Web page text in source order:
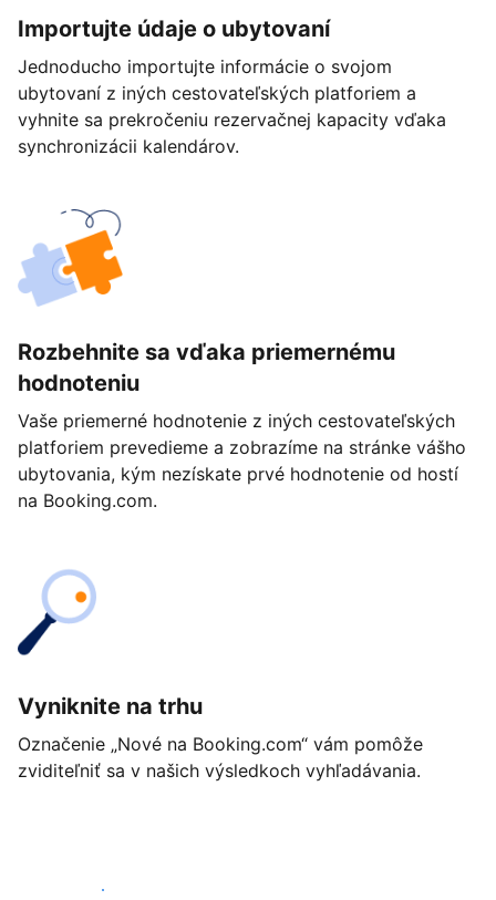
Importujte údaje o ubytovaní
Jednoducho importujte informácie o svojom
ubytovaní z iných cestovateľských platforiem a
vyhnite sa prekročeniu rezervačnej kapacity vďaka
synchronizácii kalendárov.
Rozbehnite sa vďaka priemernému
hodnoteniu
Vaše priemerné hodnotenie z iných cestovateľských
platforiem prevedieme a zobrazíme na stránke vášho
ubytovania, kým nezískate prvé hodnotenie od hostí
na Booking.com.
Vyniknite na trhu
Označenie „Nové na Booking.com“ vám pomôže
zviditeľniť sa v našich výsledkoch vyhľadávania.
Začať ešte dnes